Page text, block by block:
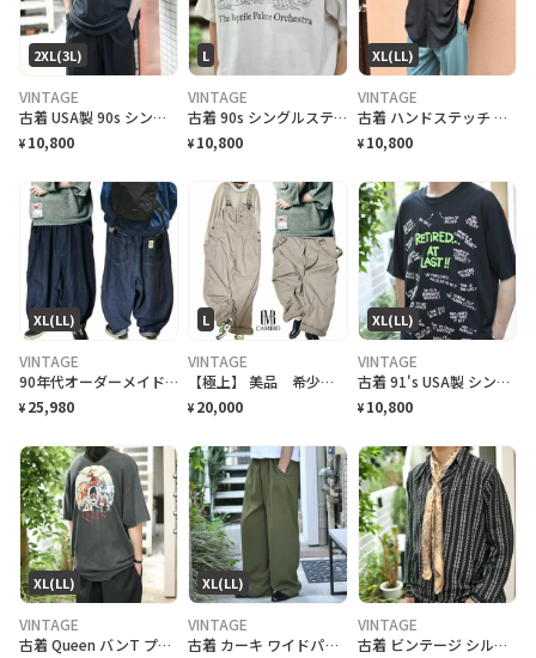
2XL(3L)
VINTAGE
古着 USA製 90s シングルステッチ シマウマ プリントTシャツ ブラック
¥ 10,800
L
VINTAGE
古着 90s シングルステッチ バンドTシャツ バンT アニマルTシャツ
¥ 10,800
XL(LL)
VINTAGE
古着 ハンドステッチ シルクシャツ 半袖シャツ デザインシャツ ブラック 黒
¥ 10,800
XL(LL)
VINTAGE
90年代オーダーメイドOEMビックサイズコクーンバレルボトム限定品
¥ 25,980
L
VINTAGE
【極上】 美品 希少 CAMBIO カンビオRAラインクロスバックオーバーオールL
¥ 20,000
XL(LL)
VINTAGE
古着 91's USA製 シングルステッチ 退職記念 Tシャツ プリントTシャツ
¥ 10,800
XL(LL)
VINTAGE
古着 Queen バンT プリントTシャツ Tシャツ 半袖Tシャフェード
XL(LL)
VINTAGE
古着 カーキ ワイドパンツ スラックス タックパンツ 緑 グリーン
VINTAGE
古着 ビンテージ シルク スカーフ バンダナ ペイズリー柄 ベージュ